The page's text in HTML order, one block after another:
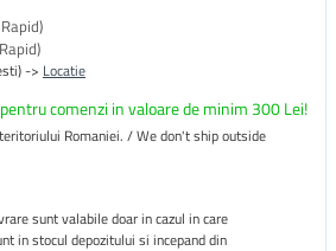
-> Locatie
comenzi in valoare de minim 300 Lei!
Romaniei. / We don't ship outside
sunt valabile doar in cazul in care
in stocul depozitului si incepand din